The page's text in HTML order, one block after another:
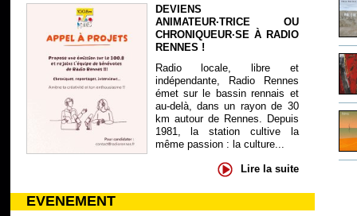
DEVIENS
ANIMATEUR·TRICE OU
CHRONIQUEUR·SE À RADIO
RENNES !
Radio locale, libre et
indépendante, Radio Rennes
émet sur le bassin rennais et
au-delà, dans un rayon de 30
km autour de Rennes. Depuis
1981, la station cultive la
même passion : la culture...
Lire la suite
EVENEMENT